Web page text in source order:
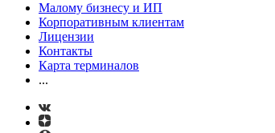
Малому бизнесу и ИП
Корпоративным клиентам
Лицензии
Контакты
Карта терминалов
...